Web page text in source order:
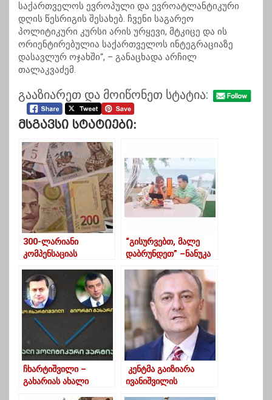
საქართველოს ევროპული და ევროატლანტიკური
დღის წესრიგის შესახებ. ჩვენი საგარეო
პოლიტიკური კურსი არის ურყევი, მტკიცე და ის
ორიენტირებულია საქართველოს ინტეგრაციაზე
დასავლურ ოჯახში“, – განაცხადა არჩილ
თალაკვაძემ.
გააზიარეთ და მოიწონეთ სტატია:
Მსგავსი Სტატიები:
300-ლარიანი
კომპენსაციას
ვისაც ხელფასი 5
დეკემბრამდე
ერიცხებოდა და
შეზღუდვების გამო
შეუწყდა
“გისურვებთ, მალე
დაბრუნდეთ” –ნანუკა
დაბადების დღეს
ულოცავს
ჩხარტიშვილი –
გახარიას ახალი
კენტმა გაიზიარა
ივანიშვილის